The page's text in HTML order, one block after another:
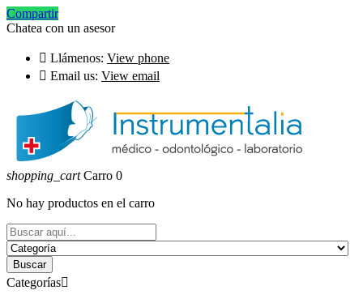
Compartir
Chatea con un asesor
 Llámenos: View phone
 Email us: View email
shopping_cart Carro 0
No hay productos en el carro
Buscar
Categorías